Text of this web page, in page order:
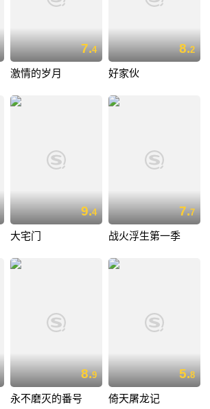
7.4
激情的岁月
8.2
好家伙
9.4
大宅门
7.7
战火浮生第一季
8.9
永不磨灭的番号
5.8
倚天屠龙记